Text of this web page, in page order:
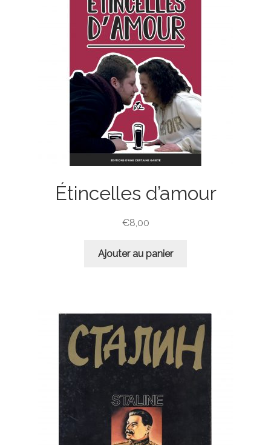
Étincelles d’amour
€8,00
Ajouter au panier